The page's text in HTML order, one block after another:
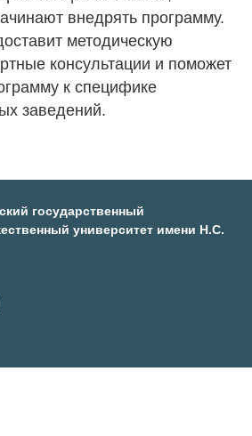
внедрять программу.
методическую
консультации и поможет
к специфике
заведений.
государственный
университет имени Н.С.